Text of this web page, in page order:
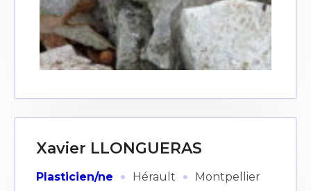
Xavier LLONGUERAS
Plasticien/ne · Hérault · Montpellier